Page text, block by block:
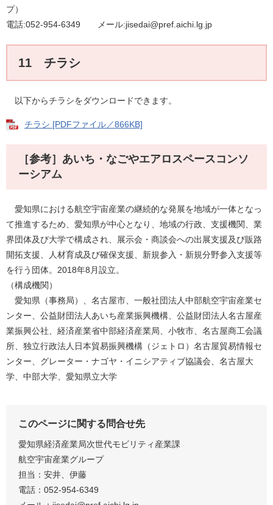
プ）
電話:052-954-6349 メール:jisedai@pref.aichi.lg.jp
11 チラシ
以下からチラシをダウンロードできます。
チラシ [PDFファイル／866KB]
［参考］あいち・なごやエアロスペースコンソ
ーシアム
愛知県における航空宇宙産業の継続的な発展を地域が一体となっ
て推進するため、愛知県が中心となり、地域の行政、支援機関、業
界団体及び大学で構成され、展示会・商談会への出展支援及び販路
開拓支援、人材育成及び確保支援、新規参入・新規分野参入支援等
を行う団体。2018年8月設立。
（構成機関）
愛知県（事務局）、名古屋市、一般社団法人中部航空宇宙産業セ
ンター、公益財団法人あいち産業振興機構、公益財団法人名古屋産
業振興公社、経済産業省中部経済産業局、小牧市、名古屋商工会議
所、独立行政法人日本貿易振興機構（ジェトロ）名古屋貿易情報セ
ンター、グレーター・ナゴヤ・イニシアティブ協議会、名古屋大
学、中部大学、愛知県立大学
このページに関する問合せ先
愛知県経済産業局次世代モビリティ産業課
航空宇宙産業グループ
担当：安井、伊藤
電話：052-954-6349